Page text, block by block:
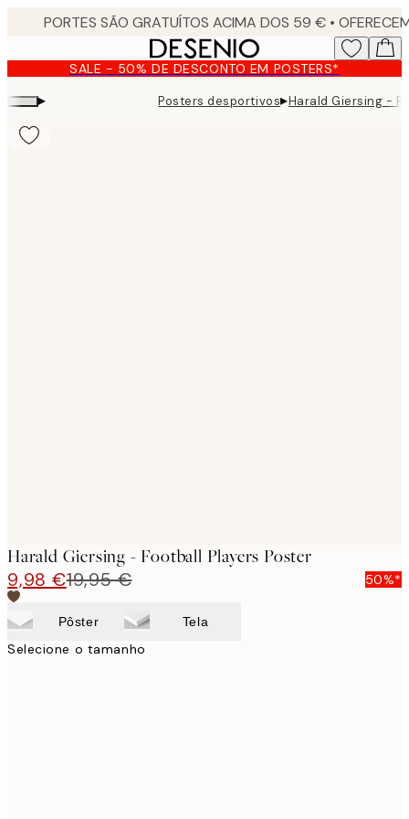
content. SALE - 50% DE DESCONTO EM POSTERS*
▸ Posters desportivos▸Harald Giersing -
Harald Giersing - Football Players Poster
9,98 €19,95 € 50%*
Pôster Tela
Selecione o tamanho